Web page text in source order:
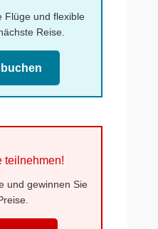
Flüge und flexible
Reise.
teilnehmen!
und gewinnen Sie